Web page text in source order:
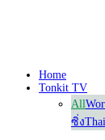
Home
Tonkit TV
All
ซิ่ง